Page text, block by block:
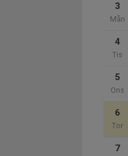
3
Mån
4
Tis
5
Ons
6
Tor
7